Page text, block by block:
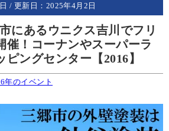
/ 更新日： 2025年4月2日
にあるウニクス吉川でフリ
催！コーナンやスーパーラ
ングセンター【2016】
年のイベント